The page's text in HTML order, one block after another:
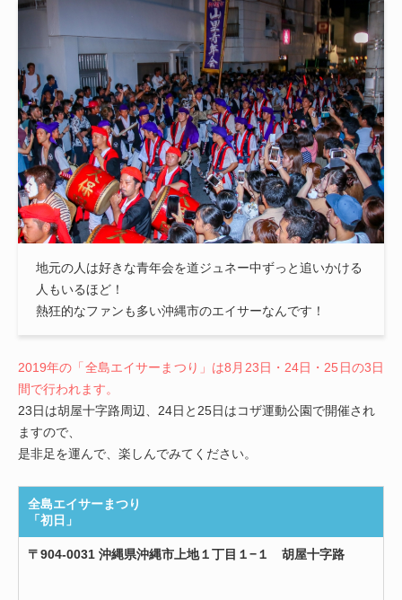
地元の人は好きな青年会を道ジュネー中ずっと追いかける
人もいるほど！
熱狂的なファンも多い沖縄市のエイサーなんです！
2019年の「全島エイサーまつり」は8月23日・24日・25日の3日
間で行われます。
23日は胡屋十字路周辺、24日と25日はコザ運動公園で開催され
ますので、
是非足を運んで、楽しんでみてください。
全島エイサーまつり
「初日」
〒904-0031 沖縄県沖縄市上地１丁目１−１ 胡屋十字路